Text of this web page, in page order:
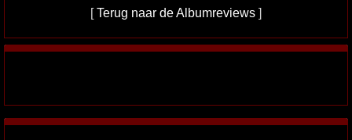
[Terug naar de Albumreviews ]